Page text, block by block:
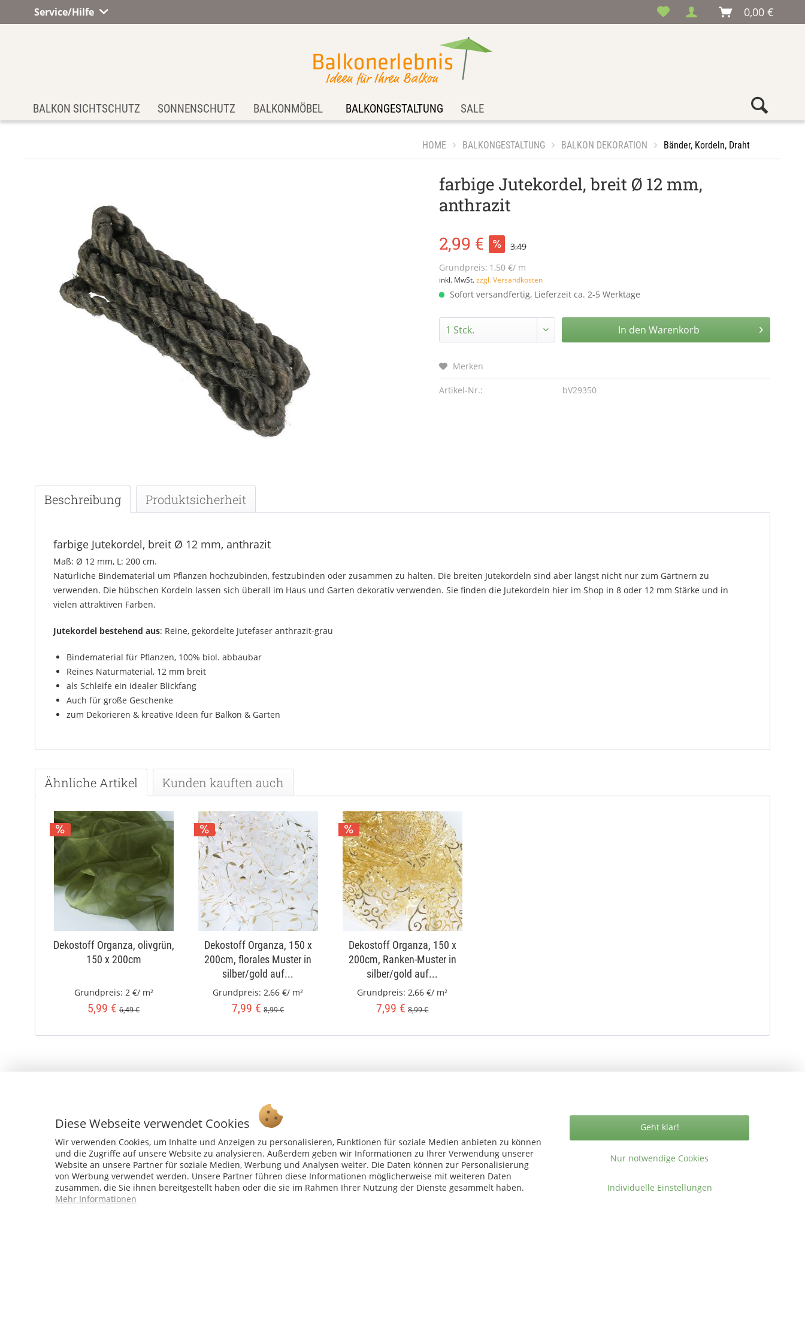
Service/Hilfe 0,00 €
BALKON SICHTSCHUTZ SONNENSCHUTZ BALKONMÖBEL BALKONGESTALTUNG SALE
HOME BALKONGESTALTUNG BALKON DEKORATION Bänder, Kordeln, Draht
farbige Jutekordel, breit Ø 12 mm,
anthrazit
2,99 €
3,49
Grundpreis: 1,50 €/ m
inkl. MwSt.zzgl. Versandkosten
Sofort versandfertig, Lieferzeit ca. 2-5 Werktage
In den Warenkorb
Merken
Artikel-Nr.: bV29350
Beschreibung Produktsicherheit
farbige Jutekordel, breit Ø 12 mm, anthrazit
Maß: Ø 12 mm, L: 200 cm.
Natürliche Bindematerial um Pflanzen hochzubinden, festzubinden oder zusammen zu halten. Die breiten Jutekordeln sind aber längst nicht nur zum Gärtnern zu
verwenden. Die hübschen Kordeln lassen sich überall im Haus und Garten dekorativ verwenden. Sie finden die Jutekordeln hier im Shop in 8 oder 12 mm Stärke und in
vielen attraktiven Farben.
Jutekordel bestehend aus: Reine, gekordelte Jutefaser anthrazit-grau
Bindematerial für Pflanzen, 100% biol. abbaubar
Reines Naturmaterial, 12 mm breit
als Schleife ein idealer Blickfang
Auch für große Geschenke
zum Dekorieren & kreative Ideen für Balkon & Garten
Ähnliche Artikel Kunden kauften auch
Dekostoff Organza, olivgrün,
150 x 200cm
Grundpreis: 2 €/ m²
5,99 € 6,49 €
Dekostoff Organza, 150 x
200cm, florales Muster in
silber/gold auf...
Grundpreis: 2,66 €/ m²
7,99 € 8,99 €
Dekostoff Organza, 150 x
200cm, Ranken-Muster in
silber/gold auf...
Grundpreis: 2,66 €/ m²
7,99 € 8,99 €
Ab 75 € versandkostenfrei *
Service Hotline
04241 - 803018-0
Montag – Donnerstag: 9:00 h – 16:00 h
Shop Service
Vertrag - widerrufen
Informationen
Kontakt
Diese Webseite verwendet Cookies
Wir verwenden Cookies, um Inhalte und Anzeigen zu personalisieren, Funktionen für soziale Medien anbieten zu können
und die Zugriffe auf unsere Website zu analysieren. Außerdem geben wir Informationen zu Ihrer Verwendung unserer
Website an unsere Partner für soziale Medien, Werbung und Analysen weiter. Die Daten können zur Personalisierung
von Werbung verwendet werden. Unsere Partner führen diese Informationen möglicherweise mit weiteren Daten
zusammen, die Sie ihnen bereitgestellt haben oder die sie im Rahmen Ihrer Nutzung der Dienste gesammelt haben.
Mehr Informationen
Nur notwendige Cookies
Geht klar!
Individuelle Einstellungen